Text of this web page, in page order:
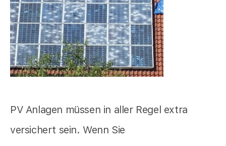
PV Anlagen müssen in aller Regel extra
versichert sein. Wenn Sie